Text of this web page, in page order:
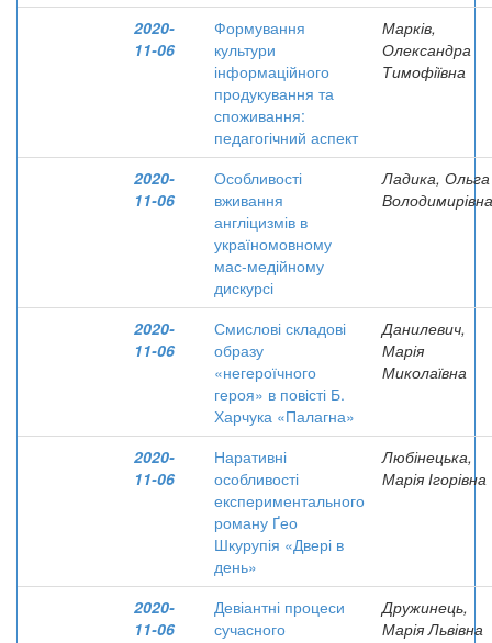
2020-
11-06
Формування
культури
інформаційного
продукування та
споживання:
педагогічний аспект
Марків,
Олександра
Тимофіївна
2020-
11-06
Особливості
вживання
англіцизмів в
україномовному
мас-медійному
дискурсі
Ладика, Ольга
Володимирівна
2020-
11-06
Смислові складові
образу
«негероїчного
героя» в повісті Б.
Харчука «Палагна»
Данилевич,
Марія
Миколаївна
2020-
11-06
Наративні
особливості
експериментального
роману Ґео
Шкурупія «Двері в
день»
Любінецька,
Марія Ігорівна
2020-
11-06
Девіантні процеси
сучасного
Дружинець,
Марія Львівна